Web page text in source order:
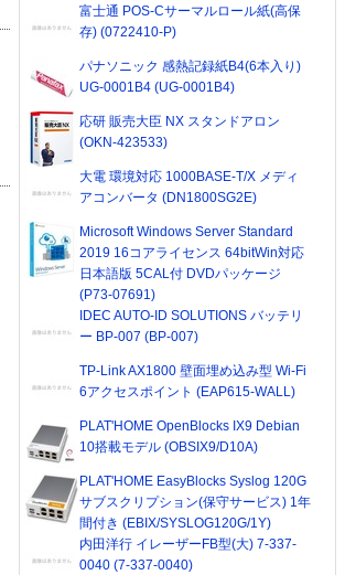
富士通 POS-Cサーマルロール紙(高保
存) (0722410-P)
パナソニック 感熱記録紙B4(6本入り)
UG-0001B4 (UG-0001B4)
応研 販売大臣 NX スタンドアロン
(OKN-423533)
大電 環境対応 1000BASE-T/X メディ
アコンバータ (DN1800SG2E)
Microsoft Windows Server Standard
2019 16コアライセンス 64bitWin対応
日本語版 5CAL付 DVDパッケージ
(P73-07691)
IDEC AUTO-ID SOLUTIONS バッテリ
ー BP-007 (BP-007)
TP-Link AX1800 壁面埋め込み型 Wi-Fi
6アクセスポイント (EAP615-WALL)
PLAT'HOME OpenBlocks IX9 Debian
10搭載モデル (OBSIX9/D10A)
PLAT'HOME EasyBlocks Syslog 120G
サブスクリプション(保守サービス) 1年
間付き (EBIX/SYSLOG120G/1Y)
内田洋行 イレーザーFB型(大) 7-337-
0040 (7-337-0040)